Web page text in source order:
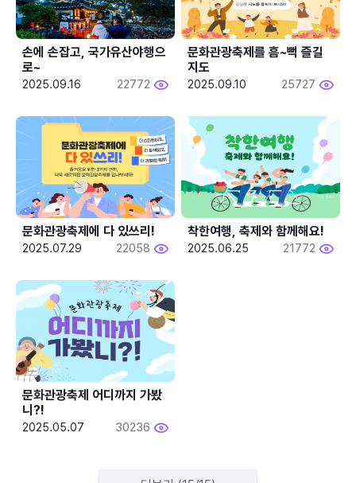
손에 손잡고, 국가유산야행으
로~
2025.09.16 22772
문화관광축제를 흠~뻑 즐길
지도
2025.09.10 25727
문화관광축제에 다 있쓰리!
2025.07.29 22058
착한여행, 축제와 함께해요!
2025.06.25 21772
문화관광축제 어디까지 가봤
니?!
2025.05.07 30236